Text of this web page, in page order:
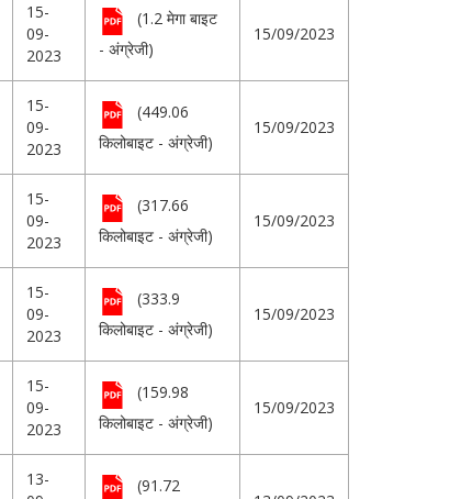
15-
09-
2023
(1.2 मेगा बाइट
- अंग्रेजी)
15/09/2023
15-
09-
2023
(449.06
किलोबाइट - अंग्रेजी)
15/09/2023
15-
09-
2023
(317.66
किलोबाइट - अंग्रेजी)
15/09/2023
15-
09-
2023
(333.9
किलोबाइट - अंग्रेजी)
15/09/2023
15-
09-
2023
(159.98
किलोबाइट - अंग्रेजी)
15/09/2023
13-
(91.72